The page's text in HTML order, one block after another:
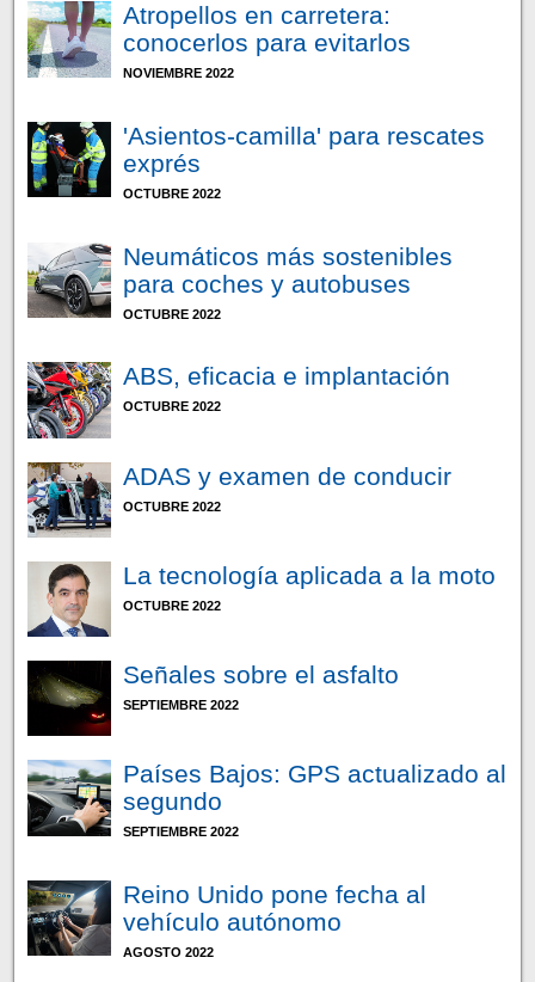
Atropellos en carretera:
conocerlos para evitarlos
NOVIEMBRE 2022
'Asientos-camilla' para rescates
exprés
OCTUBRE 2022
Neumáticos más sostenibles
para coches y autobuses
OCTUBRE 2022
ABS, eficacia e implantación
OCTUBRE 2022
ADAS y examen de conducir
OCTUBRE 2022
La tecnología aplicada a la moto
OCTUBRE 2022
Señales sobre el asfalto
SEPTIEMBRE 2022
Países Bajos: GPS actualizado al
segundo
SEPTIEMBRE 2022
Reino Unido pone fecha al
vehículo autónomo
AGOSTO 2022